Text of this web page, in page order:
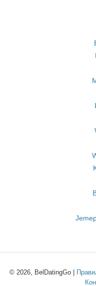
© 2026, BelDatingGo |